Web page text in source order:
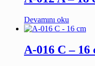
Devamını oku
A-016 C – 16